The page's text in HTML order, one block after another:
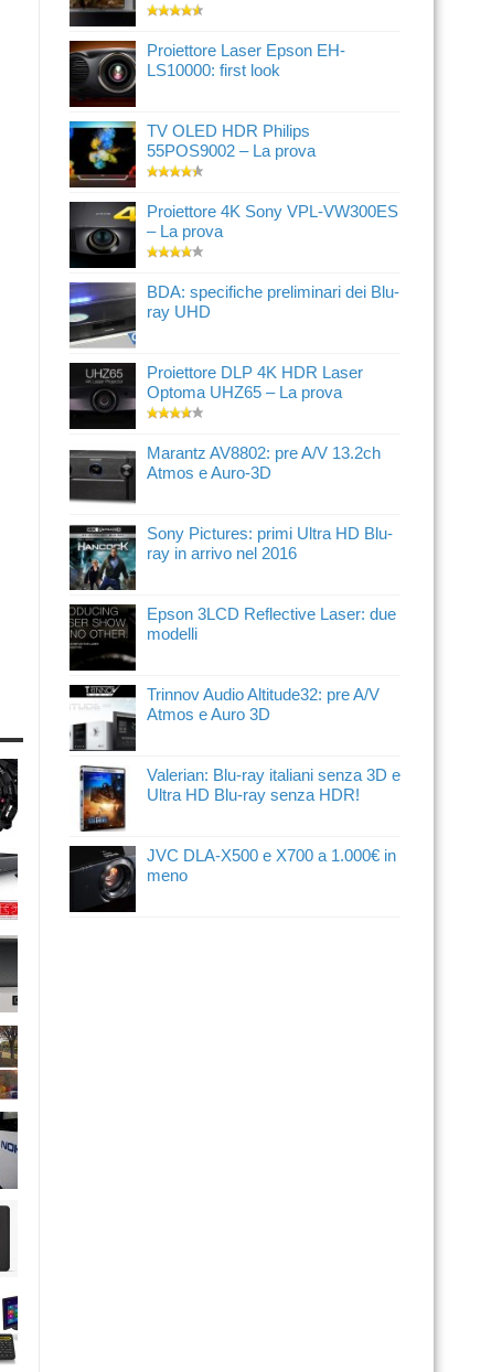
Proiettore Laser Epson EH-
LS10000: first look
TV OLED HDR Philips
55POS9002 – La prova
Proiettore 4K Sony VPL-VW300ES
– La prova
BDA: specifiche preliminari dei Blu-
ray UHD
Proiettore DLP 4K HDR Laser
Optoma UHZ65 – La prova
Marantz AV8802: pre A/V 13.2ch
Atmos e Auro-3D
Sony Pictures: primi Ultra HD Blu-
ray in arrivo nel 2016
Epson 3LCD Reflective Laser: due
modelli
Trinnov Audio Altitude32: pre A/V
Atmos e Auro 3D
Valerian: Blu-ray italiani senza 3D e
Ultra HD Blu-ray senza HDR!
JVC DLA-X500 e X700 a 1.000€ in
meno